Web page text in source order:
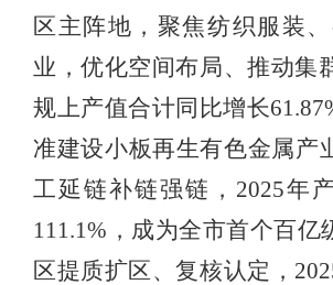
区主阵地，聚焦纺织服装
业，优化空间布局、推动集
规上产值合计同比增长
准建设小板再生有色金属产
工延链补链强链，2025年
111.1%，成为全市首个百
区提质扩区、复核认定，